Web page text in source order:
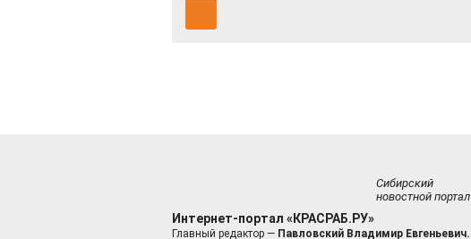
Сибирский
новостной портал
Интернет-портал «КРАСРАБ.РУ»
Главный редактор — Павловский Владимир Евгеньевич.